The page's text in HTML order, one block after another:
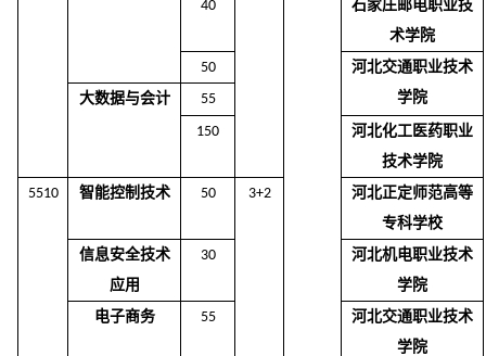
40
石家庄邮电职业技
术学院
50
河北交通职业技术
学院
大数据与会计
55
150
河北化工医药职业
技术学院
5510
智能控制技术 50 3+2
河北正定师范高等
专科学校
信息安全技术
应用
30
河北机电职业技术
学院
电子商务
55
河北交通职业技术
学院